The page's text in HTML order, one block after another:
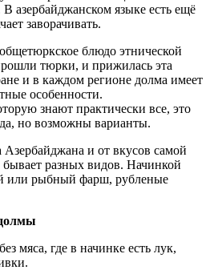
азербайджанском языке есть ещё
заворачивать.
блюдо этнической
тюрки, и прижилась эта
и в каждом регионе долма имеет
особенности.
знают практически все, это
но возможны варианты.
и от вкусов самой
бывает разных видов. Начинкой
или рыбный фарш, рубленые
мяса, где в начинке есть лук,